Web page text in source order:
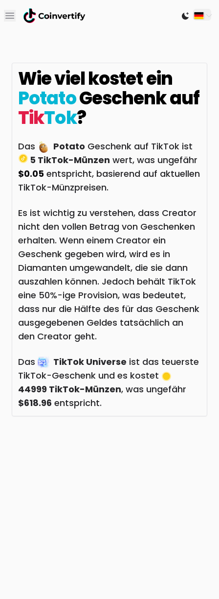
Open main menu Switch
Wie viel kostet ein
PotatoGeschenk auf
TikTok?
Das Potato Geschenk auf TikTok ist
5 TikTok-Münzen wert, was ungefähr
$0.05 entspricht, basierend auf aktuellen
TikTok-Münzpreisen.
Es ist wichtig zu verstehen, dass Creator
nicht den vollen Betrag von Geschenken
erhalten. Wenn einem Creator ein
Geschenk gegeben wird, wird es in
Diamanten umgewandelt, die sie dann
auszahlen können. Jedoch behält TikTok
eine 50%-ige Provision, was bedeutet,
dass nur die Hälfte des für das Geschenk
ausgegebenen Geldes tatsächlich an
den Creator geht.
Das TikTok Universe ist das teuerste
TikTok-Geschenk und es kostet
44999 TikTok-Münzen, was ungefähr
$618.96 entspricht.